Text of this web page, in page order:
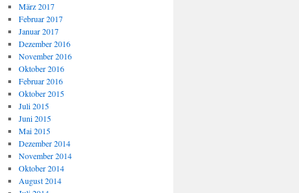
März 2017
Februar 2017
Januar 2017
Dezember 2016
November 2016
Oktober 2016
Februar 2016
Oktober 2015
Juli 2015
Juni 2015
Mai 2015
Dezember 2014
November 2014
Oktober 2014
August 2014